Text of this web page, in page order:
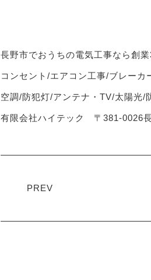
長野市でおうちの電気工事なら創
コンセント/エアコン工事/ブレー
空調/防犯灯/アンテナ・TV/太陽光/
有限会社ハイテック 〒381-0026
PREV